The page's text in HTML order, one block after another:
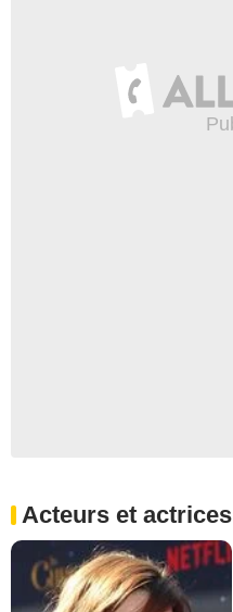
Acteurs et actrices